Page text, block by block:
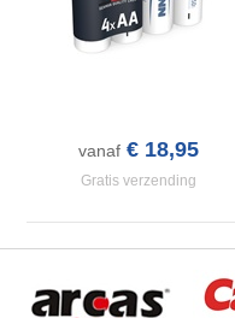
vanaf € 18,95
Gratis verzending